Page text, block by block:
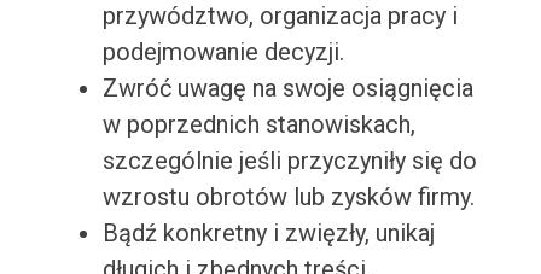
przywództwo, organizacja pracy i
podejmowanie decyzji.
Zwróć uwagę na swoje osiągnięcia
w poprzednich stanowiskach,
szczególnie jeśli przyczyniły się do
wzrostu obrotów lub zysków firmy.
Bądź konkretny i zwięzły, unikaj